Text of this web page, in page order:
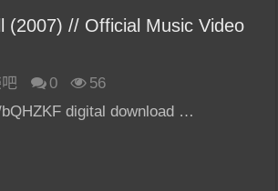
(2007) // Official Music Video
0
56
digital download …